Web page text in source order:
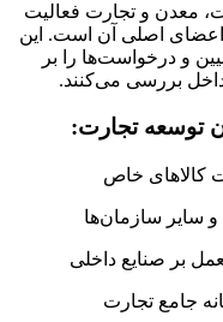
معدن و تجارت فعالیت
اعضای اصلی آن است. این
و درخواست‌ها را بر
داخل بررسی می‌کنند.
توسعه تجارت:
کالاهای خاص
سایر سازمان‌ها
بر صنایع داخلی
جامع تجارت